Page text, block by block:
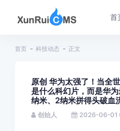
首
首页 科技动态 正文
原创 华为太强了！当全
是什么科幻片，而是华
纳米、2纳米拼得头破
创始人 2026-06-01